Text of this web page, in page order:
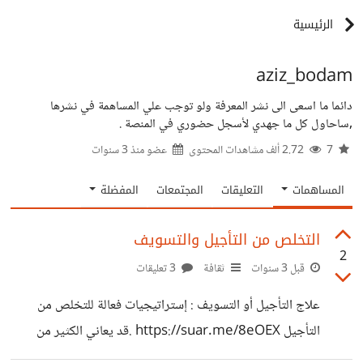
الرئيسية
aziz_bodam
دائما ما اسعى الى نشر المعرفة ولو توجب علي المساهمة في نشرها
,ساحاول كل ما جهدي لأسجل حضوري في المنصة .
عضو منذ3 سنوات
المساهمات التعليقات المجتمعات المفضلة
2
التخلص من التأجيل والتسويف
قبل 3 سنوات ثقافة
علاج التأجيل أو التسويف : إستراتيجيات فعالة للتخلص من
التأجيل https://suar.me/8eOEX .قد يعاني الكثير من
الأشخاص من مشكلة التأجيل والتسويف، حيث يجدون صعوبة